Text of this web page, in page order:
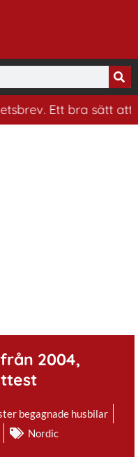
Ett bra sätt att ha
2004,
begagnade husbilar
Nordic